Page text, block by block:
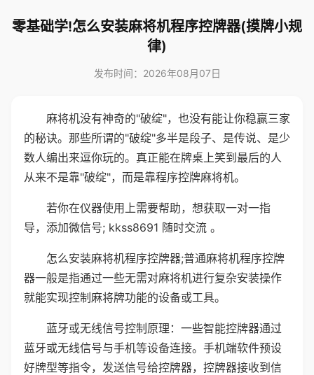
零基础学!怎么安装麻将机程序控牌器(摸牌小规
律)
发布时间：2026年08月07日
麻将机没有神奇的"破绽"，也没有能让你稳赢三家
的秘诀。那些所谓的"破绽"多半是段子、是传说、是少
数人编出来逗你玩的。真正能在牌桌上笑到最后的人
从来不是靠"破绽"，而是靠程序控牌麻将机。
若你在仪器使用上需要帮助，想获取一对一指
导，添加微信号; kkss8691 随时交流 。
怎么安装麻将机程序控牌器;普通麻将机程序控牌
器一般是指通过一些无需对麻将机进行复杂安装操作
就能实现控制麻将牌功能的设备或工具。
蓝牙或无线信号控制原理：一些智能控牌器通过
蓝牙或无线信号与手机等设备连接。手机端软件预设
好牌型等指令，发送信号给控牌器，控牌器接收到信